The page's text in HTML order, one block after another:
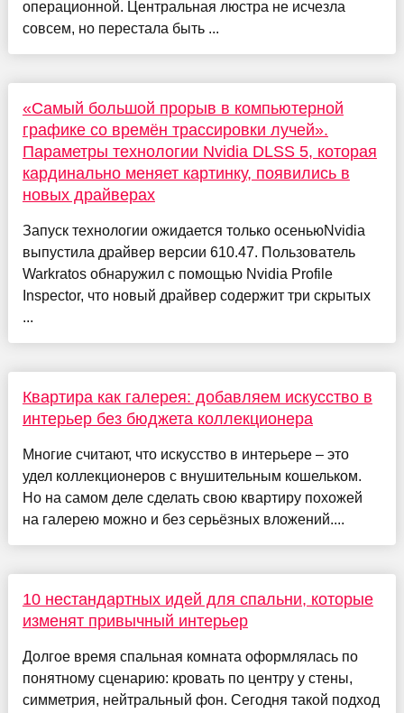
операционной. Центральная люстра не исчезла
совсем, но перестала быть ...
«Самый большой прорыв в компьютерной
графике со времён трассировки лучей».
Параметры технологии Nvidia DLSS 5, которая
кардинально меняет картинку, появились в
новых драйверах
Запуск технологии ожидается только осеньюNvidia
выпустила драйвер версии 610.47. Пользователь
Warkratos обнаружил с помощью Nvidia Profile
Inspector, что новый драйвер содержит три скрытых
...
Квартира как галерея: добавляем искусство в
интерьер без бюджета коллекционера
Многие считают, что искусство в интерьере – это
удел коллекционеров с внушительным кошельком.
Но на самом деле сделать свою квартиру похожей
на галерею можно и без серьёзных вложений....
10 нестандартных идей для спальни, которые
изменят привычный интерьер
Долгое время спальная комната оформлялась по
понятному сценарию: кровать по центру у стены,
симметрия, нейтральный фон. Сегодня такой подход